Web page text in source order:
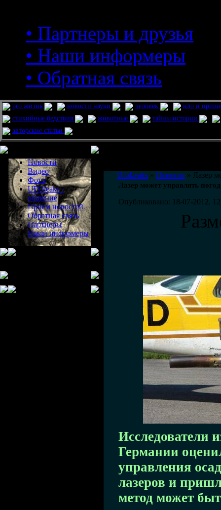
• Партнеры и друзья
• Наши информеры
• Обратная связь
pro жизнь новости науки человек
нло и
стихийные бедствия
животные
тайны истории
авторские статьи
Новости
Видео
Фото
UFOleaks -
общение
Прием новостей
Обратная связь
Партнеры
Наши информеры
UfoLeaks » Новости » Лазер
Лазер может управлять
Опубликовано: 18-07-2012,
Исследователи
Германии
управления
лазеров и
метод может